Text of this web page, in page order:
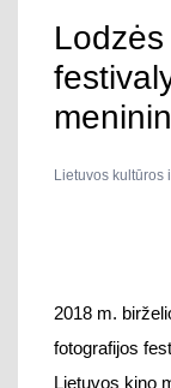
Lietuvos kultūros
2018 m.
fotografijos
Lietuvos kino